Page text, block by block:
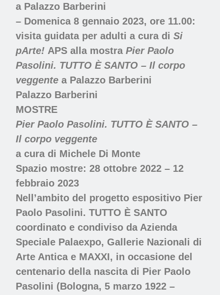
a Palazzo Barberini
– Domenica 8 gennaio 2023, ore 11.00:
visita guidata per adulti a cura di Si
pArte! APS alla mostra Pier Paolo
Pasolini. TUTTO È SANTO – Il corpo
veggente a Palazzo Barberini
Palazzo Barberini
MOSTRE
Pier Paolo Pasolini. TUTTO È SANTO –
Il corpo veggente
a cura di Michele Di Monte
Spazio mostre: 28 ottobre 2022 – 12
febbraio 2023
Nell’ambito del progetto espositivo Pier
Paolo Pasolini. TUTTO È SANTO
coordinato e condiviso da Azienda
Speciale Palaexpo, Gallerie Nazionali di
Arte Antica e MAXXI, in occasione del
centenario della nascita di Pier Paolo
Pasolini (Bologna, 5 marzo 1922 –